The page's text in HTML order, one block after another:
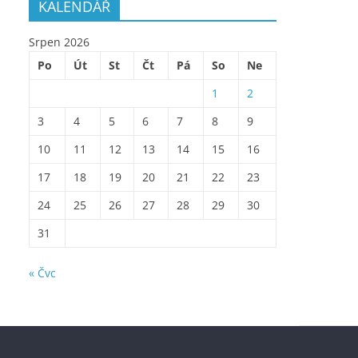
KALENDÁŘ
Srpen 2026
Po
Út St Čt Pá So
Ne
1
2
3
4 5 6 7 8
9
10
11 12 13 14 15
16
17
18 19 20 21 22
23
24
25 26 27 28 29
30
31
« Čvc